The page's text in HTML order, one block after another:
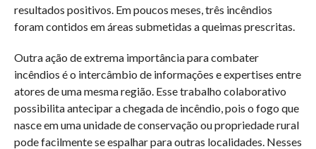
resultados positivos. Em poucos meses, três incêndios
foram contidos em áreas submetidas a queimas prescritas.
Outra ação de extrema importância para combater
incêndios é o intercâmbio de informações e expertises entre
atores de uma mesma região. Esse trabalho colaborativo
possibilita antecipar a chegada de incêndio, pois o fogo que
nasce em uma unidade de conservação ou propriedade rural
pode facilmente se espalhar para outras localidades. Nesses